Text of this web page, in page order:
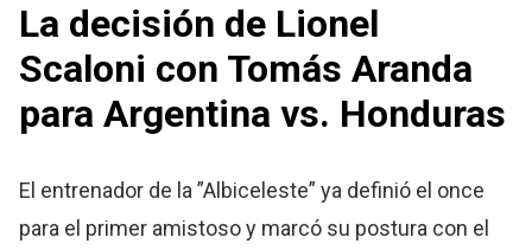
La decisión de Lionel
Scaloni con Tomás Aranda
para Argentina vs. Honduras
El entrenador de la ”Albiceleste” ya definió el once
para el primer amistoso y marcó su postura con el